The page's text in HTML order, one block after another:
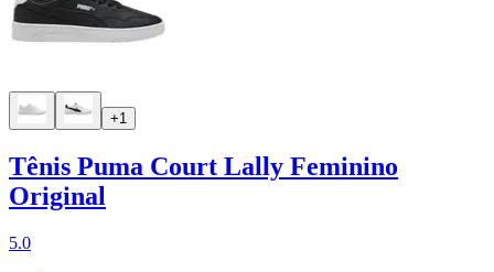
+1
Tênis Puma Court Lally Feminino
Original
5.0